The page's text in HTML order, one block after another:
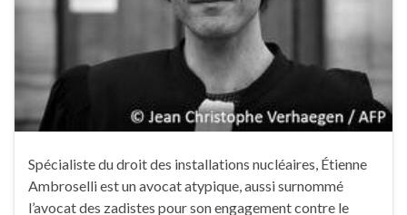
Spécialiste du droit des installations nucléaires, Étienne
Ambroselli est un avocat atypique, aussi surnommé
l’avocat des zadistes pour son engagement contre le